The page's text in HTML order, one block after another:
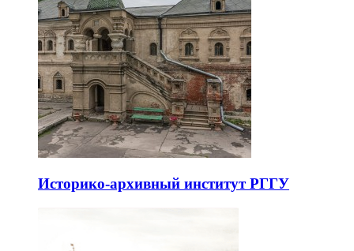
Историко-архивный институт РГГУ